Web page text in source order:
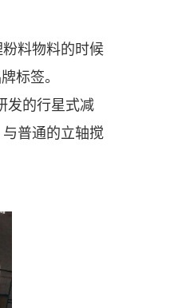
料物料的时候
标签。
发的行星式减
普通的立轴搅